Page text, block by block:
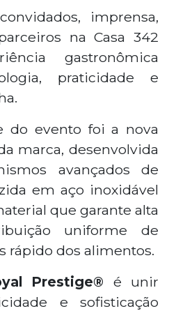
imprensa,
na Casa 342
gastronômica
praticidade e
do evento foi a nova
marca, desenvolvida
avançados de
em aço inoxidável
que garante alta
uniforme de
rápido dos alimentos.
Prestige® é unir
e sofisticação